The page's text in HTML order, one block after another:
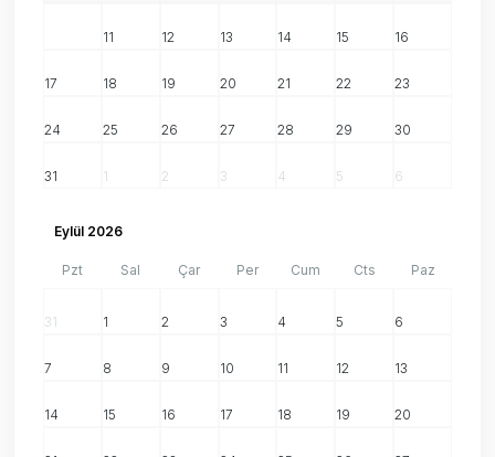
11 12 13 14 15 16
17 18 19 20 21 22 23
24 25 26 27 28 29 30
31 1 2 3 4 5 6
Eylül 2026
Pzt Sal Çar Per Cum Cts Paz
31 1 2 3 4 5 6
7 8 9 10 11 12 13
14 15 16 17 18 19 20